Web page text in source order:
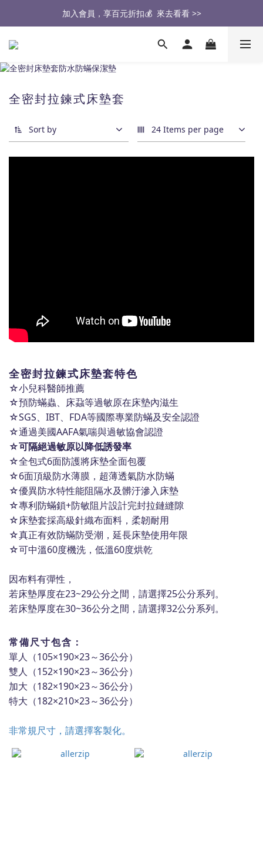
醫生也推薦的專業保潔墊，來去看看 >>
加入會員，享百元折扣💰  來去看看 >>
🔥2026大家最愛的商品🔥   來去看看 >>
醫生也推薦的專業保潔墊，來去看看 >>
全密封拉鍊式床墊套
Sort by 24 Items per page
全密封拉鍊式床墊套特色
☆小兒科醫師推薦
☆預防蟎蟲、床蝨等過敏原在床墊內滋生
☆SGS、IBT、FDA等國際專業防蟎及安全認證
☆通過美國AAFA氣喘與過敏協會認證
☆可隔絕過敏原以降低誘發率
☆全包式6面防護將床墊全面包覆
☆6面頂級防水薄膜，超薄透氣防水防蟎
☆優異防水特性能阻隔水及髒汙滲入床墊
☆專利防蟎鎖+防敏阻片設計完封拉鏈縫隙
☆床墊套採高級針織布面料，柔韌耐用
☆真正有效防蟎防受潮，延長床墊使用年限
☆可中溫60度機洗，低溫60度烘乾
因布料有彈性，
若床墊厚度在23~29公分之間 ， 請選擇25公分系列。
若床墊厚度在30~36公分之間，請選擇32公分系列。
常備尺寸包含：
單人（105×190×23～36公分）
雙人（152×190×23～36公分）
加大（182×190×23～36公分）
特大（182×210×23～36公分）
非常規尺寸，請選擇客製化。